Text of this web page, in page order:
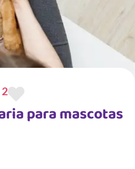
2
para mascotas